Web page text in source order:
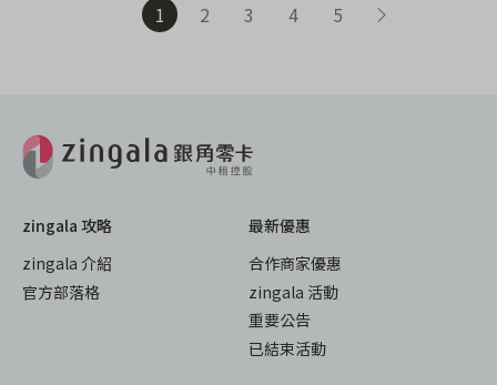
1 2 3 4 5
zingala 攻略
zingala 介紹
官方部落格
最新優惠
合作商家優惠
zingala 活動
重要公告
已結束活動